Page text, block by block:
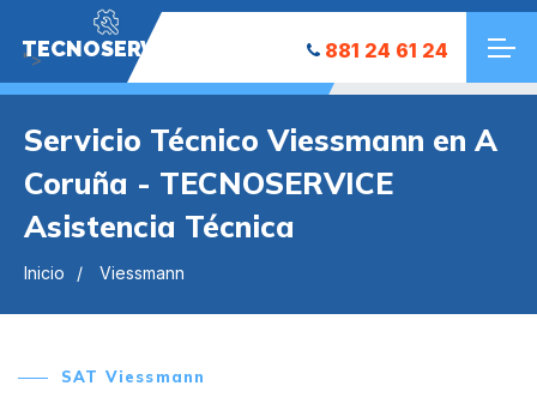
TECNOSERVICE
"> 881 24 61 24
Servicio Técnico Viessmann en A
Coruña - TECNOSERVICE
Asistencia Técnica
Inicio Viessmann
SAT Viessmann